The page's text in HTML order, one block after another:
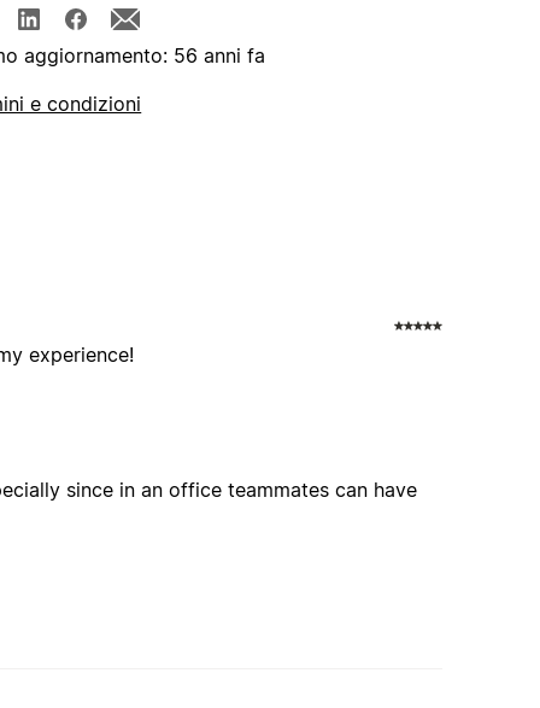
aggiornamento: 56 anni fa
e condizioni
experience!
since in an office teammates can have